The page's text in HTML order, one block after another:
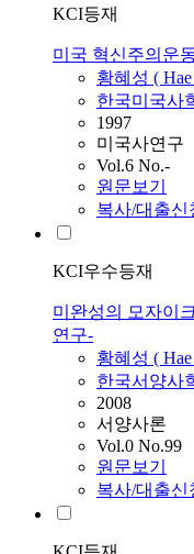
KCI등재
미국 혁신주의운
황혜성 ( Hae
한국미국사
1997
미국사연구
Vol.6 No.-
원문보기
복사/대출신
KCI우수등재
미완성의 모자이
연구-
황혜성 ( Hae
한국서양사
2008
서양사론
Vol.0 No.99
원문보기
복사/대출신